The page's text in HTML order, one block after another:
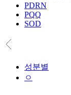
PDRN
PQQ
SOD
성분별
ㅇ